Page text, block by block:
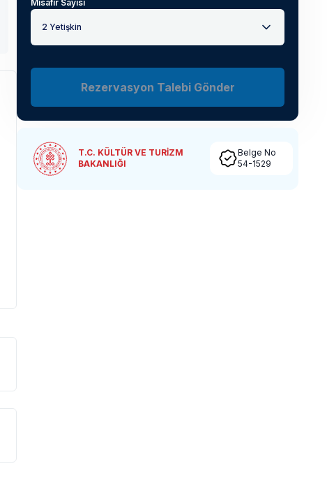
Misafir Sayısı
2 Yetişkin
Rezervasyon Talebi Gönder
T.C. KÜLTÜR VE TURİZM
BAKANLIĞI
Belge No
54-1529